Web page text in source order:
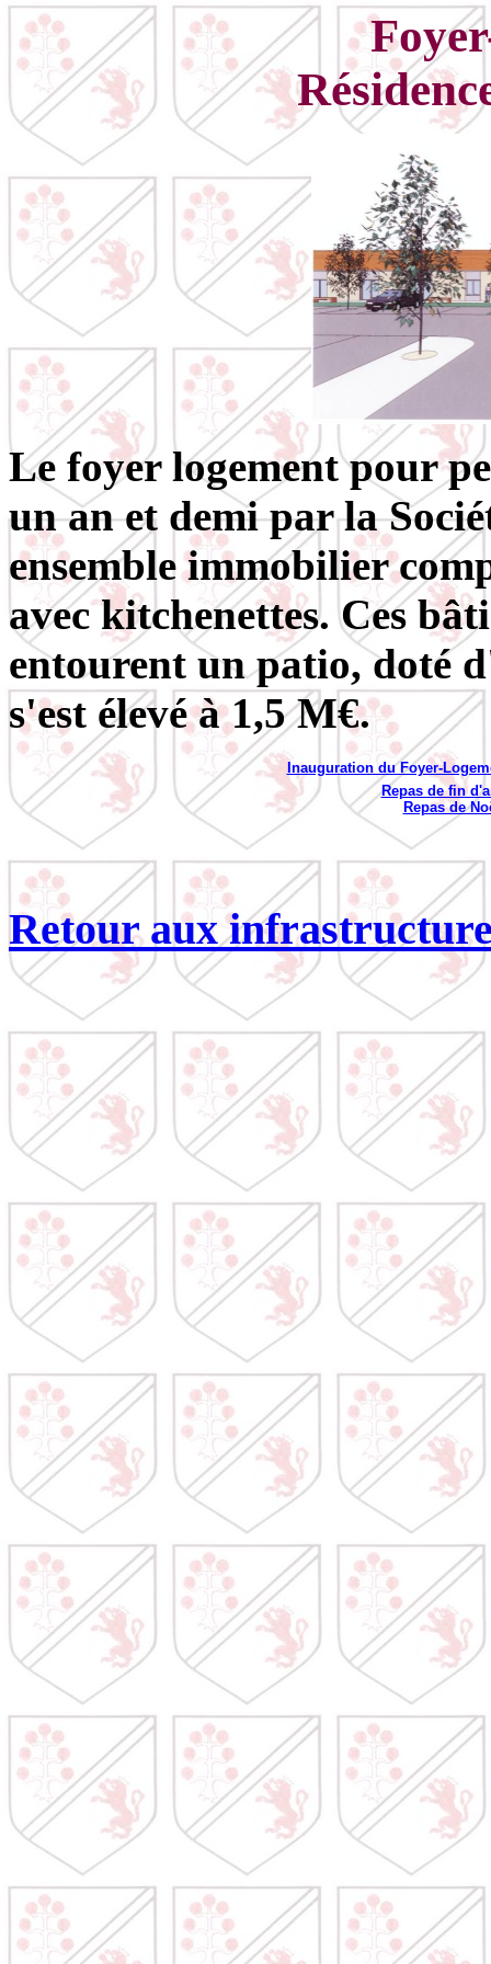
Le foyer logement pour
un an et demi par la
ensemble immobilier
avec kitchenettes. Ces
entourent un patio, doté
s'est élevé à 1,5 M€.
Inauguration du Foyer-
Repas de fin
Repas de
Retour aux